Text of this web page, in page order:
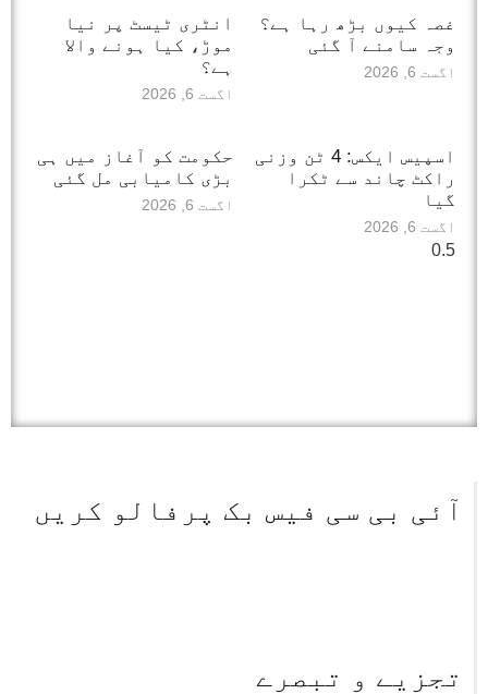
غصہ کیوں بڑھ رہا ہے؟
وجہ سامنے آ گئی
اگست 6, 2026
انٹری ٹیسٹ پر نیا
موڑ، کیا ہونے والا
ہے؟
اگست 6, 2026
اسپیس ایکس: 4 ٹن وزنی
راکٹ چاند سے ٹکرا
گیا
اگست 6, 2026
حکومت کو آغاز میں ہی
بڑی کامیابی مل گئی
اگست 6, 2026
آئی بی سی فیس بک پرفالو کریں
تجزیے و تبصرے